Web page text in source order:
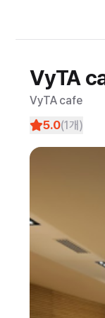
VyTA
VyTA cafe
5.0(1개)